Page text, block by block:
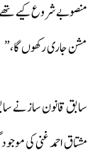
منصوبے شروع کیے
مشن جاری رکھوں گا،”
سابق قانون ساز نے
مشتاق احمد غنی کی